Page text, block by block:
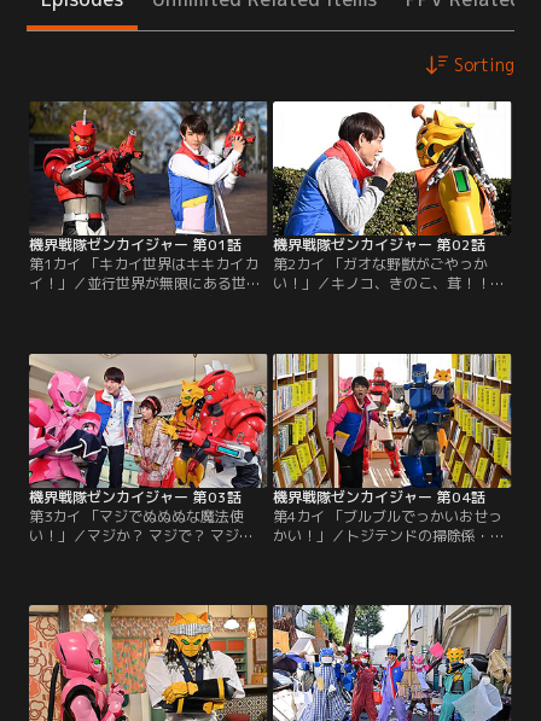
Sorting
機界戦隊ゼンカイジャー 第01話
第1カイ 「キカイ世界はキキカイカ
イ！」／並行世界が無限にある世
公“五色田介人”の生きる世界。介人
の住む世界と、「トジテンド」が君
臨する世界「キカイトピア」が、何
故か混ざり合ってしまったのだっ
た。しかし「キカイトピア」の住人
キカイノイドたちと…。
機界戦隊ゼンカイジャー 第02話
第2カイ 「ガオな野獣がごやっか
い！」／キノコ、きのこ、茸！！突
ジャー。残るギアトリンガーはあと
3つ。広場にはメンバーを集めよう
と元気に駆け回る介人に心を奪わ
れ、接近を図る一人のキカイノイ
ド・ガオーンの姿があった。…そし
て忘れたころに牙をむくトジテン
ド！
機界戦隊ゼンカイジャー 第03話
第3カイ 「マジでぬぬぬな魔法使
い！」／マジか？ マジで？ マジ
ルドの力によって凍ってしまった世
界で出会ったのは占いオタクだけど
人見知り全開！のマジーヌであっ
た。「一緒に戦おう！」キカイ、キ
ノコ、コオリと、目まぐるしい変化
の世界。ぬぬぬと不安な…。
機界戦隊ゼンカイジャー 第04話
第4カイ 「ブルブルでっかいおせっ
かい！」／トジテンドの掃除係・ブ
ー。”知ってしまった”ことで追わ
れ、ブルーンはトジテンドを飛び出
すことに。一方、街では不思議なゴ
ングが鳴り響き、人々がいたるとこ
ろでボクシングをし始める。ボクシ
ングワルドに対峙する…。